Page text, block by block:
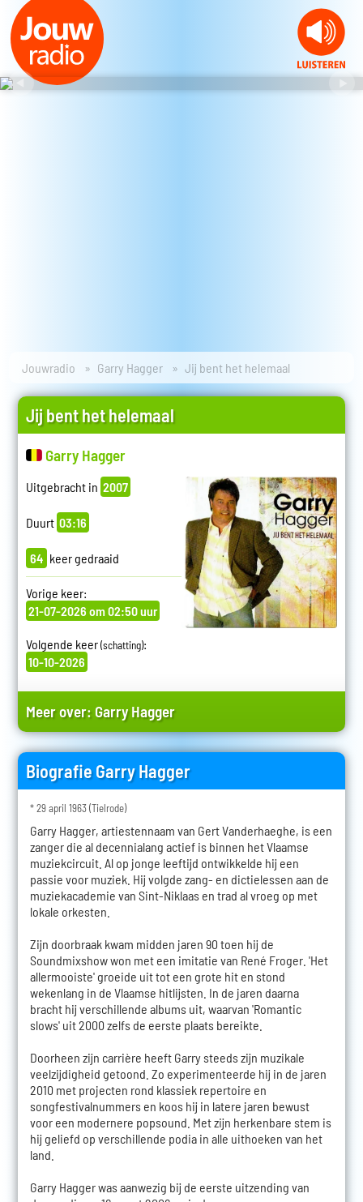
Jouwradio Garry Hagger Jij bent het helemaal
Jij bent het helemaal
Garry Hagger
Uitgebracht in 2007
Duurt 03:16
64 keer gedraaid
Vorige keer:
21-07-2026 om 02:50 uur
Volgende keer(schatting):
10-10-2026
Meer over: Garry Hagger
Biografie Garry Hagger
* 29 april 1963 (Tielrode)
Garry Hagger, artiestennaam van Gert Vanderhaeghe, is een
zanger die al decennialang actief is binnen het Vlaamse
muziekcircuit. Al op jonge leeftijd ontwikkelde hij een
passie voor muziek. Hij volgde zang- en dictielessen aan de
muziekacademie van Sint-Niklaas en trad al vroeg op met
lokale orkesten.
Zijn doorbraak kwam midden jaren 90 toen hij de
Soundmixshow won met een imitatie van René Froger. 'Het
allermooiste' groeide uit tot een grote hit en stond
wekenlang in de Vlaamse hitlijsten. In de jaren daarna
bracht hij verschillende albums uit, waarvan 'Romantic
slows' uit 2000 zelfs de eerste plaats bereikte.
Doorheen zijn carrière heeft Garry steeds zijn muzikale
veelzijdigheid getoond. Zo experimenteerde hij in de jaren
2010 met projecten rond klassiek repertoire en
songfestivalnummers en koos hij in latere jaren bewust
voor een modernere popsound. Met zijn herkenbare stem is
hij geliefd op verschillende podia in alle uithoeken van het
land.
Garry Hagger was aanwezig bij de eerste uitzending van